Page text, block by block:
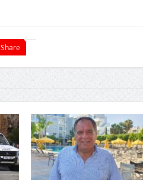
Share